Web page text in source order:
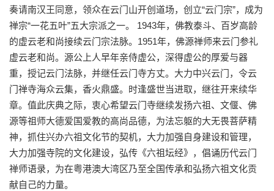
奏请南汉王同意，领众在云门山开创道场，创立“云门宗”，成为
禅宗“一花五叶”五大宗派之一。 1943年，佛教泰斗、百岁高龄
的虚云老和尚接续云门宗法脉。1951年，佛源禅师来云门参礼
虚云老和尚。源公上人早年亲侍虚公，深得虚公的厚爱与器
重，授记云门法脉，并继任云门寺方丈。大力中兴云门，令云
门禅寺海众云集，香火鼎盛。时逢盛世当进取，继往开来续华
章。值此庆典之际，衷心希望云门寺继续发扬六祖、文偃、佛
源等祖师大德爱国爱教的高尚品德，为法忘躯的大无畏菩萨精
神，抓住兴办六祖文化节的契机，大力加强自身建设和管理，
大力加强寺院的文化建设，弘传《六祖坛经》，倡诵历代云门
禅师语录，为在粤港澳大湾区乃至全国传承和弘扬六祖文化贡
献自己的力量。